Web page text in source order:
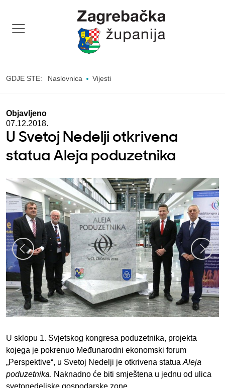
GDJE STE: Naslovnica Vijesti
Objavljeno
07.12.2018.
U Svetoj Nedelji otkrivena
statua Aleja poduzetnika
U sklopu 1. Svjetskog kongresa poduzetnika, projekta
kojega je pokrenuo Međunarodni ekonomski forum
„Perspektive“, u Svetoj Nedelji je otkrivena statua Aleja
poduzetnika. Naknadno će biti smještena u jednu od ulica
svetonedeljske gospodarske zone.